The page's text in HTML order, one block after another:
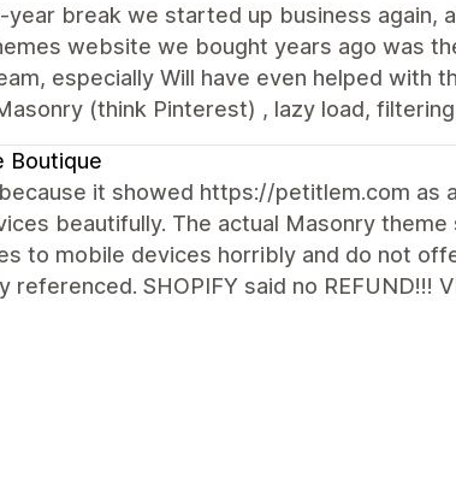
break we started up business again,
website we bought years ago was
especially Will have even helped with
(think Pinterest) , lazy load,
Boutique
it showed https://petitlem.com as
beautifully. The actual Masonry
to mobile devices horribly and do not
SHOPIFY said no REFUND!!!